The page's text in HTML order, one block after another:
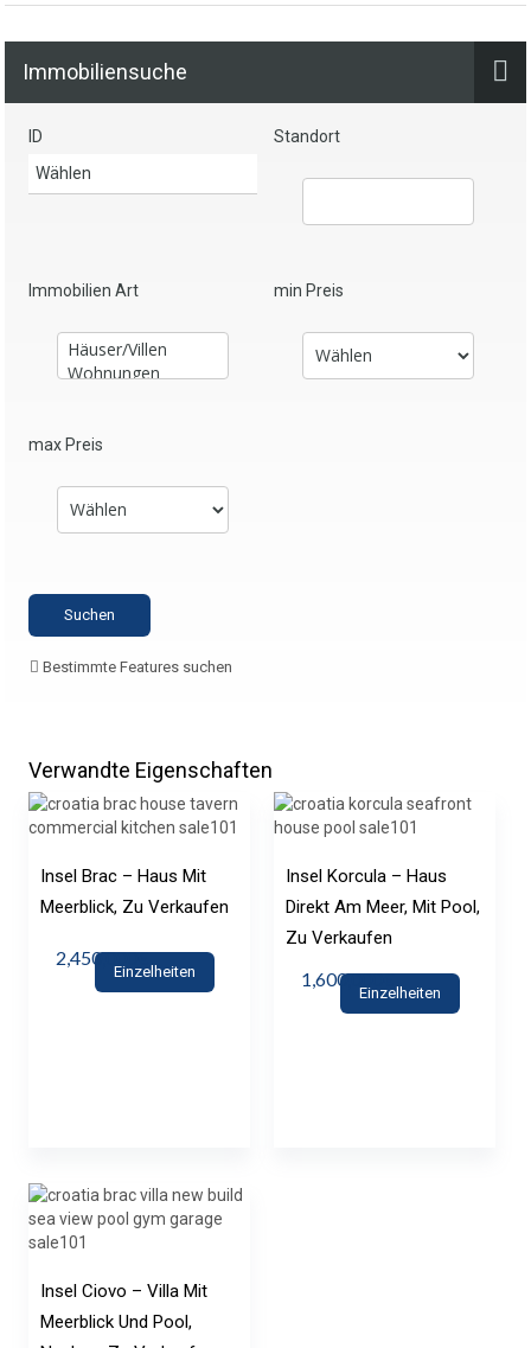
Immobiliensuche
ID Standort
Immobilien Art min Preis
max Preis
Bestimmte Features suchen
Verwandte Eigenschaften
Insel Brac – Haus Mit
Meerblick, Zu Verkaufen
2,450,000€
Einzelheiten
Insel Korcula – Haus
Direkt Am Meer, Mit Pool,
Zu Verkaufen
1,600,000€
Einzelheiten
Insel Ciovo – Villa Mit
Meerblick Und Pool,